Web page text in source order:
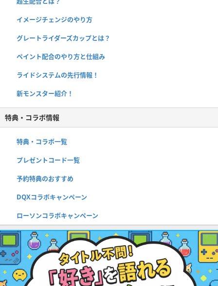
イメージチェンジのやり方
グレートライダーズカップとは？
ペイント配合のやり方と仕組み
ライドシステムの先行情報！
新モンスター紹介！
特典・コラボ情報
特典・コラボ一覧
プレゼントコード一覧
予約特典のおすすめ
DQXコラボキャンペーン
ローソンコラボキャンペーン